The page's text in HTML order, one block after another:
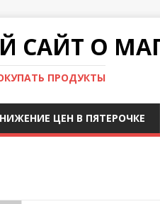
О
ПРОДУКТЫ
ЦЕН В ПЯТЕРОЧКЕ